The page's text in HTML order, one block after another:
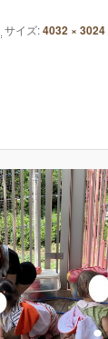
サイズ:4032 × 3024